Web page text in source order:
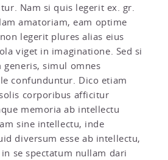
Nam si quis legerit ex. gr.
amatoriam, eam optime
legerit plures alias eius
viget in imaginatione. Sed si
generis, simul omnes
confunduntur. Dico etiam
corporibus afficitur
memoria ab intellectu
sine intellectu, inde
diversum esse ab intellectu,
se spectatum nullam dari